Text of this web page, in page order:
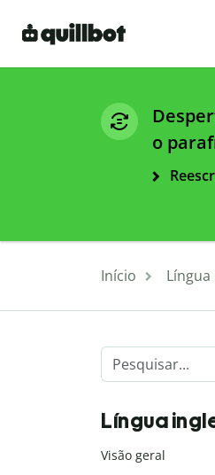
o
Início Língua
Língua
Visão geral